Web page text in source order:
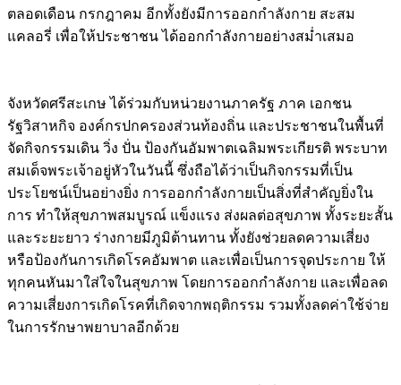
ตลอดเดือน กรกฎาคม อีกทั้งยังมีการออกกำลังกาย สะสม
แคลอรี่ เพื่อให้ประชาชน ได้ออกกำลังกายอย่างสม่ำเสมอ
จังหวัดศรีสะเกษ ได้ร่วมกับหน่วยงานภาครัฐ ภาค เอกชน
รัฐวิสาหกิจ องค์กรปกครองส่วนท้องถิ่น และประชาชนในพื้นที่
จัดกิจกรรมเดิน วิ่ง ปั่น ป้องกันอัมพาตเฉลิมพระเกียรติ พระบาท
สมเด็จพระเจ้าอยู่หัวในวันนี้ ซึ่งถือได้ว่าเป็นกิจกรรมที่เป็น
ประโยชน์เป็นอย่างยิ่ง การออกกำลังกายเป็นสิ่งที่สำคัญยิ่งใน
การ ทำให้สุขภาพสมบูรณ์ แข็งแรง ส่งผลต่อสุขภาพ ทั้งระยะสั้น
และระยะยาว ร่างกายมีภูมิต้านทาน ทั้งยังช่วยลดความเสี่ยง
หรือป้องกันการเกิดโรคอัมพาต และเพื่อเป็นการจุดประกาย ให้
ทุกคนหันมาใส่ใจในสุขภาพ โดยการออกกำลังกาย และเพื่อลด
ความเสี่ยงการเกิดโรคที่เกิดจากพฤติกรรม รวมทั้งลดค่าใช้จ่าย
ในการรักษาพยาบาลอีกด้วย